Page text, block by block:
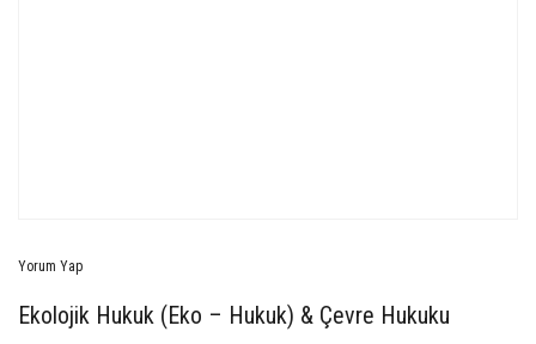
Yorum Yap
Ekolojik Hukuk (Eko – Hukuk) & Çevre Hukuku